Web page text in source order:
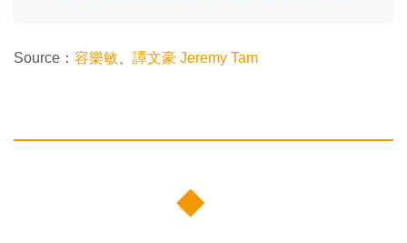
Source： 容樂敏 譚文豪 Jeremy Tam